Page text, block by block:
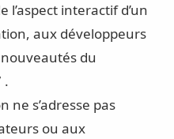
interactif d’un
aux développeurs
du
.
s’adresse pas
ou aux